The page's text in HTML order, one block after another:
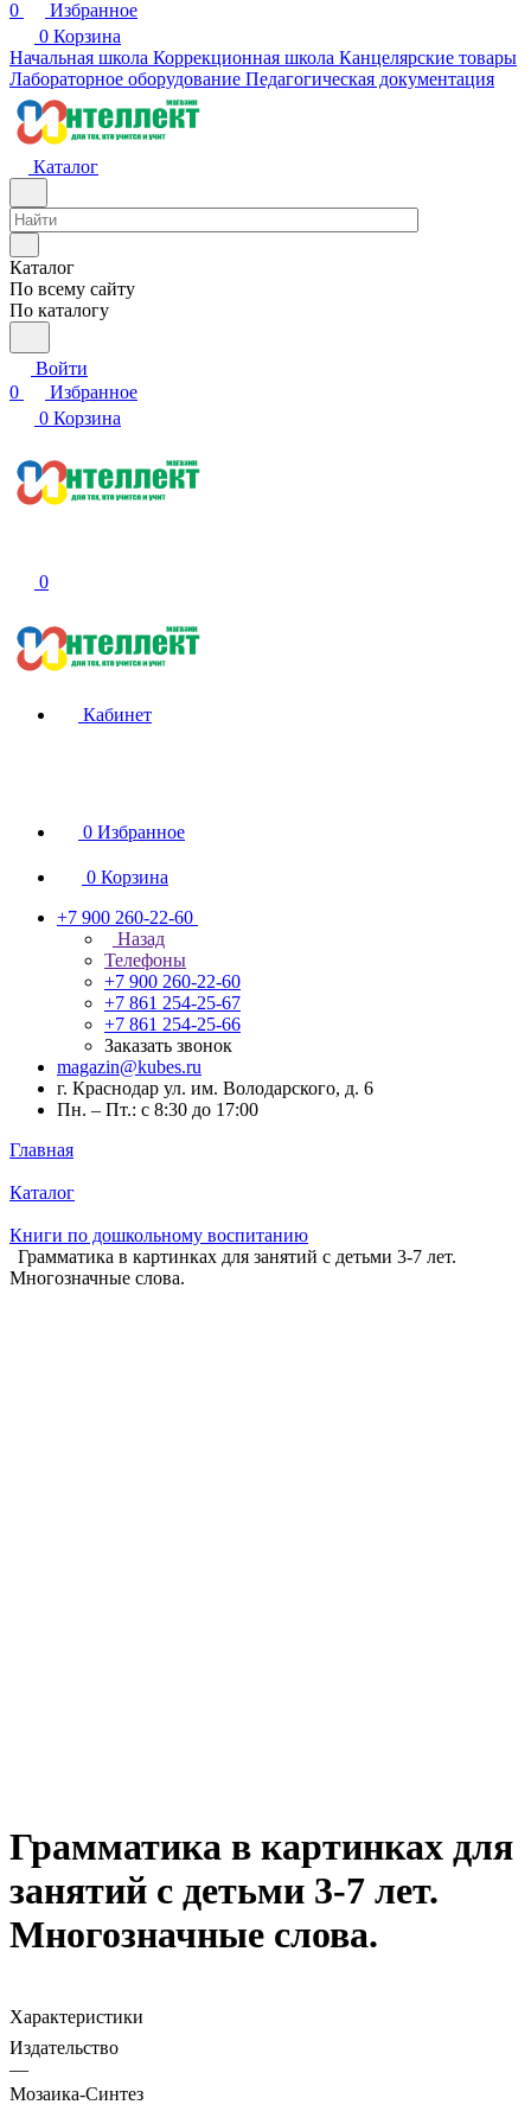
0
Избранное
0 Корзина
Начальная школа Коррекционная школа Канцелярские товары
Лабораторное оборудование Педагогическая документация
Каталог
Каталог
По всему сайту
По каталогу
Войти
0
Избранное
0 Корзина
0
Кабинет
0 Избранное
0 Корзина
+7 900 260-22-60
Назад
Телефоны
+7 900 260-22-60
+7 861 254-25-67
+7 861 254-25-66
Заказать звонок
magazin@kubes.ru
г. Краснодар ул. им. Володарского, д. 6
Пн. – Пт.: с 8:30 до 17:00
Главная
Каталог
Книги по дошкольному воспитанию
Грамматика в картинках для занятий с детьми 3-7 лет.
Многозначные слова.
Грамматика в картинках для
занятий с детьми 3-7 лет.
Многозначные слова.
Характеристики
Издательство
—
Мозаика-Синтез